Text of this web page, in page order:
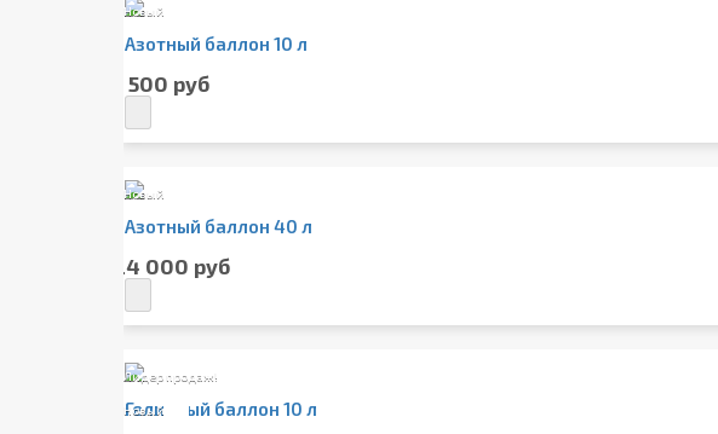
Новый
Азотный баллон 10 л
5 500 руб
Новый
Азотный баллон 40 л
24 000 руб
Лидер продаж!
Новый
Гелиевый баллон 10 л